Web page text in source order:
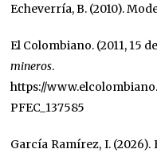
Echeverría, B. (2010).
El Colombiano. (2011, 15
mineros.
https://
PFEC_137585
García Ramírez, I.